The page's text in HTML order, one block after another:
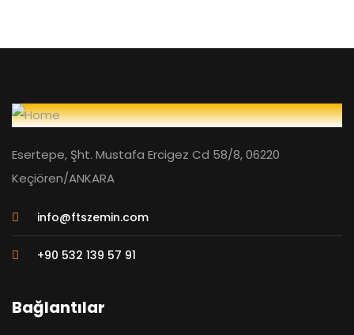
Esertepe, Şht. Mustafa Ercigez Cd 58/8, 06220
Keçiören/ANKARA
info@ftszemin.com
+90 532 139 57 91
Bağlantılar